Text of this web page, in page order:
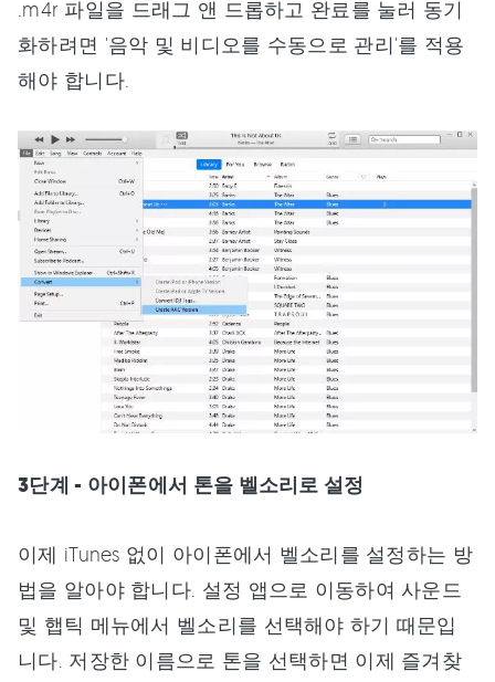
.m4r 파일을 드래그 앤 드롭하고 완료를 눌러 동기
화하려면 '음악 및 비디오를 수동으로 관리'를 적용
해야 합니다.
3단계 - 아이폰에서 톤을 벨소리로 설정
이제 iTunes 없이 아이폰에서 벨소리를 설정하는 방
법을 알아야 합니다. 설정 앱으로 이동하여 사운드
및 햅틱 메뉴에서 벨소리를 선택해야 하기 때문입
니다. 저장한 이름으로 톤을 선택하면 이제 즐겨찾